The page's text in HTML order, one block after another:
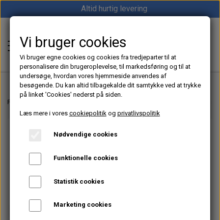
Altid hurtig levering
Shop12volt
Hjem
Autoterm dieselfyr
1852 Diesel Bådvarmer
Strøm
Vind/Sol
Forside
Vi bruger cookies
Vi bruger egne cookies og cookies fra tredjeparter til at
personalisere din brugeroplevelse, til markedsføring og til at
undersøge, hvordan vores hjemmeside anvendes af
besøgende. Du kan altid tilbagekalde dit samtykke ved at trykke
på linket 'Cookies' nederst på siden.
Læs mere i vores cookiepolitikog privatlivspolitik
Nødvendige cookies
Funktionelle cookies
Statistik cookies
Marketing cookies